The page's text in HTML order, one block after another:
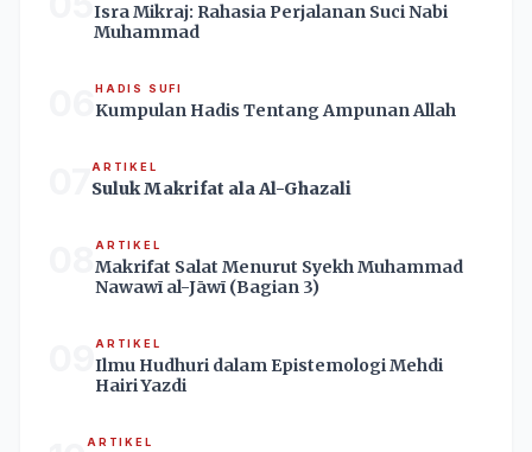
Isra Mikraj: Rahasia Perjalanan Suci Nabi
Muhammad
HADIS SUFI
Kumpulan Hadis Tentang Ampunan Allah
ARTIKEL
Suluk Makrifat ala Al-Ghazali
ARTIKEL
Makrifat Salat Menurut Syekh Muhammad
Nawawī al-Jāwī (Bagian 3)
ARTIKEL
Ilmu Hudhuri dalam Epistemologi Mehdi
Hairi Yazdi
ARTIKEL